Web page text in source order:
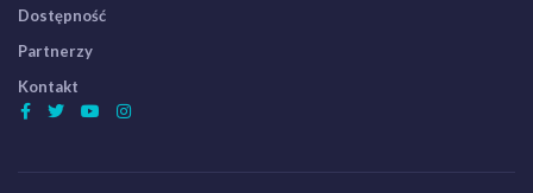
Dostępność
Partnerzy
Kontakt